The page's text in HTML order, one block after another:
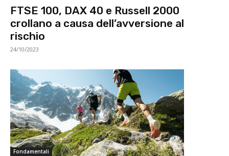
FTSE 100, DAX 40 e Russell 2000
crollano a causa dell’avversione al
rischio
24/10/2023
Fondamentali